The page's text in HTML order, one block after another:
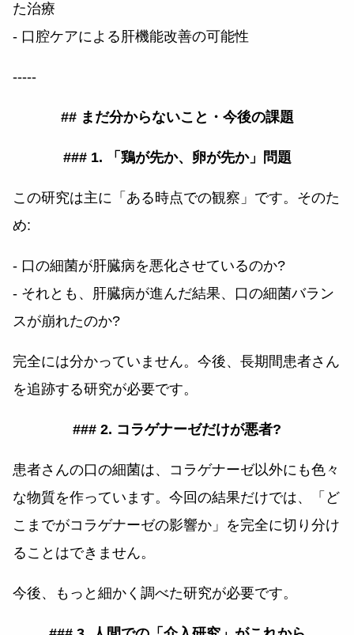
た治療
- 口腔ケアによる肝機能改善の可能性
-----
## まだ分からないこと・今後の課題
### 1. 「鶏が先か、卵が先か」問題
この研究は主に「ある時点での観察」です。そのた
め:
- 口の細菌が肝臓病を悪化させているのか?
- それとも、肝臓病が進んだ結果、口の細菌バラン
スが崩れたのか?
完全には分かっていません。今後、長期間患者さん
を追跡する研究が必要です。
### 2. コラゲナーゼだけが悪者?
患者さんの口の細菌は、コラゲナーゼ以外にも色々
な物質を作っています。今回の結果だけでは、「ど
こまでがコラゲナーゼの影響か」を完全に切り分け
ることはできません。
今後、もっと細かく調べた研究が必要です。